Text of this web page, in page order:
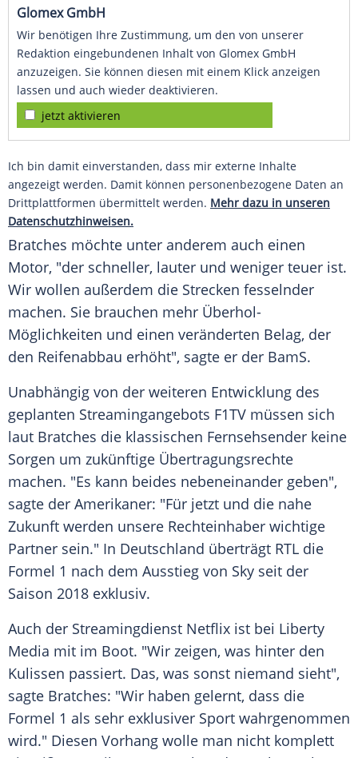
Glomex GmbH
Wir benötigen Ihre Zustimmung, um den von unserer
Redaktion eingebundenen Inhalt von Glomex GmbH
anzuzeigen. Sie können diesen mit einem Klick anzeigen
lassen und auch wieder deaktivieren.
jetzt aktivieren
Ich bin damit einverstanden, dass mir externe Inhalte
angezeigt werden. Damit können personenbezogene Daten an
Drittplattformen übermittelt werden. Mehr dazu in unseren
Datenschutzhinweisen.
Bratches möchte unter anderem auch einen
Motor, "der schneller, lauter und weniger teuer ist.
Wir wollen außerdem die Strecken fesselnder
machen. Sie brauchen mehr Überhol-
Möglichkeiten und einen veränderten Belag, der
den Reifenabbau erhöht", sagte er der BamS.
Unabhängig von der weiteren Entwicklung des
geplanten Streamingangebots F1TV müssen sich
laut Bratches die klassischen Fernsehsender keine
Sorgen um zukünftige Übertragungsrechte
machen. "Es kann beides nebeneinander geben",
sagte der Amerikaner: "Für jetzt und die nahe
Zukunft werden unsere Rechteinhaber wichtige
Partner sein." In Deutschland überträgt RTL die
Formel 1 nach dem Ausstieg von Sky seit der
Saison 2018 exklusiv.
Auch der Streamingdienst Netflix ist bei Liberty
Media mit im Boot. "Wir zeigen, was hinter den
Kulissen passiert. Das, was sonst niemand sieht",
sagte Bratches: "Wir haben gelernt, dass die
Formel 1 als sehr exklusiver Sport wahrgenommen
wird." Diesen Vorhang wolle man nicht komplett